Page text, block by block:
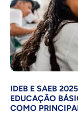
IDEB E SAEB
EDUCAÇÃO
COMO